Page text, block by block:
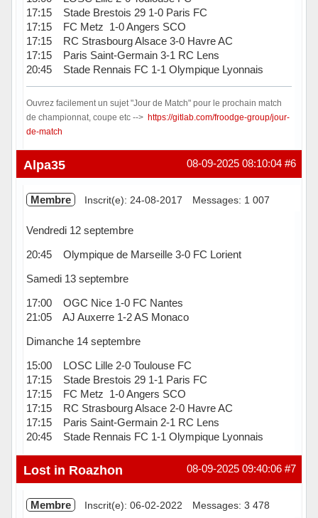
17:15 Stade Brestois 29 1-0 Paris FC
17:15 FC Metz 1-0 Angers SCO
17:15 RC Strasbourg Alsace 3-0 Havre AC
17:15 Paris Saint-Germain 3-1 RC Lens
20:45 Stade Rennais FC 1-1 Olympique Lyonnais
Ouvrez facilement un sujet "Jour de Match" pour le prochain match
de championnat, coupe etc --> https://gitlab.com/froodge-group/jour-
de-match
Hors ligne #6
08-09-2025 08:10:04
Alpa35
Membre Inscrit(e): 24-08-2017 Messages: 1 007
Vendredi 12 septembre
20:45 Olympique de Marseille 3-0 FC Lorient
Samedi 13 septembre
17:00 OGC Nice 1-0 FC Nantes
21:05 AJ Auxerre 1-2 AS Monaco
Dimanche 14 septembre
15:00 LOSC Lille 2-0 Toulouse FC
17:15 Stade Brestois 29 1-1 Paris FC
17:15 FC Metz 1-0 Angers SCO
17:15 RC Strasbourg Alsace 2-0 Havre AC
17:15 Paris Saint-Germain 2-1 RC Lens
20:45 Stade Rennais FC 1-1 Olympique Lyonnais
Hors ligne #7
08-09-2025 09:40:06
Lost in Roazhon
Membre Inscrit(e): 06-02-2022 Messages: 3 478